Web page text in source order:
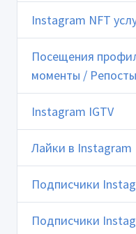
Instagram NFT
Посещения
моменты / Репосты
Instagram IGTV
Лайки в Instagram
Подписчики
Подписчики